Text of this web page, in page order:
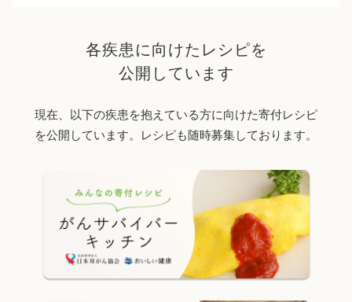
各疾患に向けたレシピを
公開しています
現在、以下の疾患を抱えている方に向けた寄付レシピ
を公開しています。レシピも随時募集しております。